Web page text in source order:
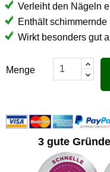
Verleiht den Nägeln
Enthält
Wirkt besonders gut
Menge
3 gute